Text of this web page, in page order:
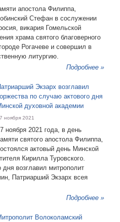
апостола Филиппа,
Стефан в сослужении
викария Гомельской
храма святого благоверного
Рогачеве и совершил в
литургию.
Подробнее »
Экзарх возглавил
по случаю актового дня
духовной академии
ноября 2021
ноября 2021 года, в день
святого апостола Филиппа,
актовый день Минской
Кирилла Туровского.
возглавил митрополит
Патриарший Экзарх всея
Подробнее »
Волоколамский